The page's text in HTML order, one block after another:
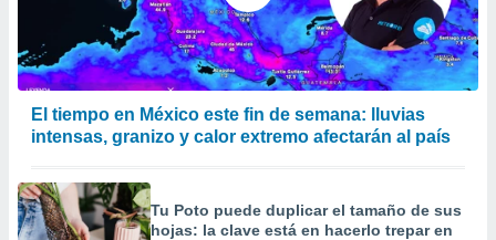
El tiempo en México este fin de semana: lluvias
intensas, granizo y calor extremo afectarán al país
Tu Poto puede duplicar el tamaño de sus
hojas: la clave está en hacerlo trepar en